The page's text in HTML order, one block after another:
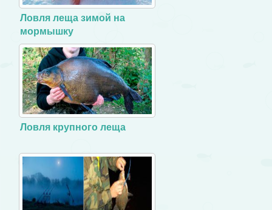
Ловля леща зимой на
мормышку
Ловля крупного леща